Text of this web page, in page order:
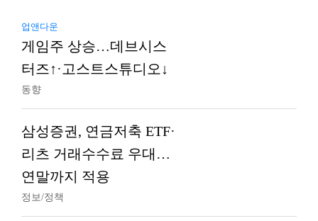
업앤다운
게임주 상승…데브시스
터즈↑·고스트스튜디오↓
동향
삼성증권, 연금저축 ETF·
리츠 거래수수료 우대…
연말까지 적용
정보/정책